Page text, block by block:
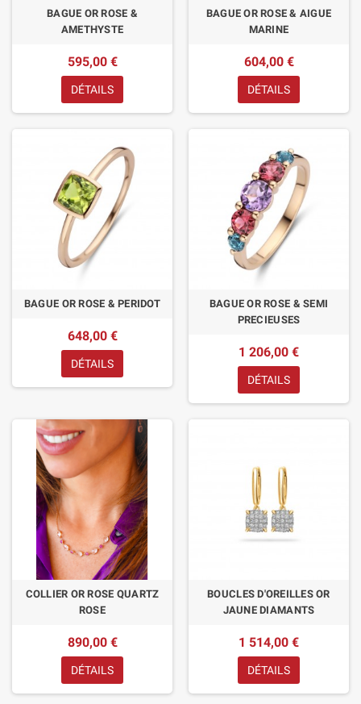
BAGUE OR ROSE &
AMETHYSTE
595,00 €
DÉTAILS
BAGUE OR ROSE & AIGUE
MARINE
604,00 €
DÉTAILS
BAGUE OR ROSE & PERIDOT
648,00 €
DÉTAILS
BAGUE OR ROSE & SEMI
PRECIEUSES
1 206,00 €
DÉTAILS
COLLIER OR ROSE QUARTZ
ROSE
890,00 €
DÉTAILS
BOUCLES D'OREILLES OR
JAUNE DIAMANTS
1 514,00 €
DÉTAILS